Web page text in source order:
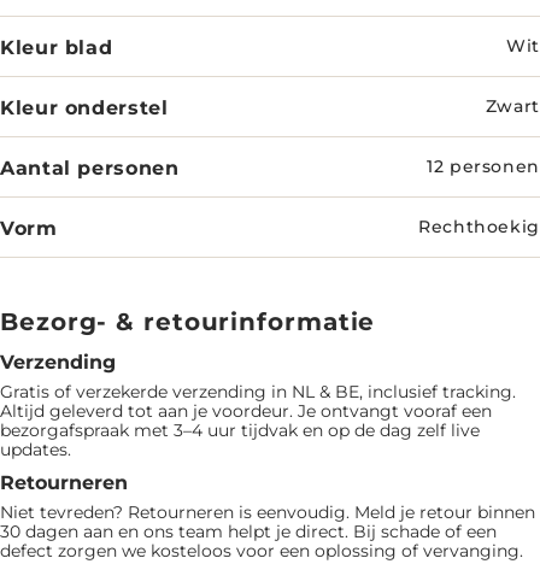
Kleur blad Wit
Kleur onderstel Zwart
Aantal personen 12 personen
Vorm Rechthoekig
Bezorg- & retourinformatie
Verzending
Gratis of verzekerde verzending in NL & BE, inclusief tracking.
Altijd geleverd tot aan je voordeur. Je ontvangt vooraf een
bezorgafspraak met 3–4 uur tijdvak en op de dag zelf live
updates.
Retourneren
Niet tevreden? Retourneren is eenvoudig. Meld je retour binnen
30 dagen aan en ons team helpt je direct. Bij schade of een
defect zorgen we kosteloos voor een oplossing of vervanging.